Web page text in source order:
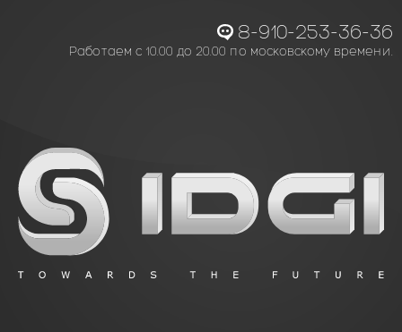
8-910-253-36-36
Работаем с 10.00 до 20.00 по московскому времени.